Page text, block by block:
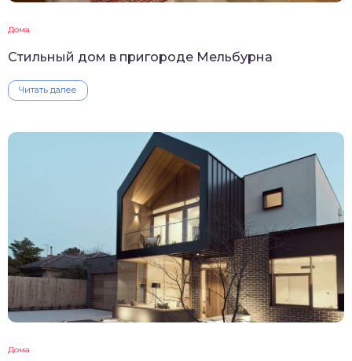
Дома
Стильный дом в пригороде Мельбурна
Читать далее
Дома